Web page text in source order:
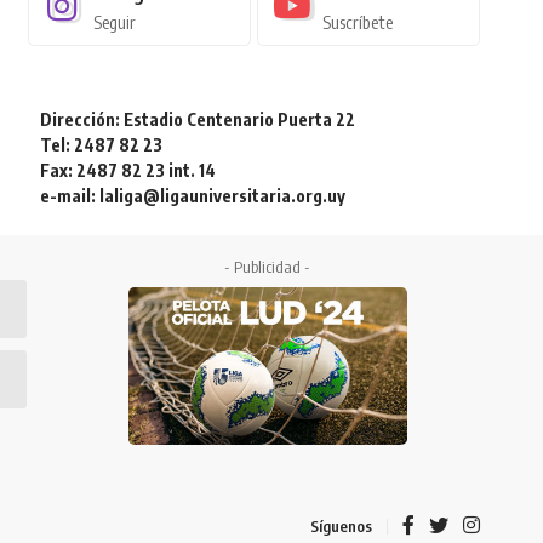
Seguir Suscríbete
Dirección: Estadio Centenario Puerta 22
Tel: 2487 82 23
Fax: 2487 82 23 int. 14
e-mail: laliga@ligauniversitaria.org.uy
- Publicidad -
Síguenos